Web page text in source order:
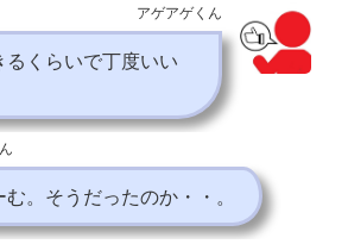
アゲアゲくん
るくらいで丁度いい
む。そうだったのか・・。